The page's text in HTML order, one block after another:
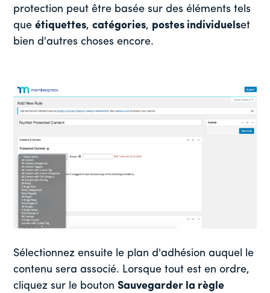
protection peut être basée sur des éléments tels
queétiquettes,catégories, postes individuelset
bien d'autres choses encore.
Sélectionnez ensuite le plan d'adhésion auquel le
contenu sera associé. Lorsque tout est en ordre,
cliquez sur le boutonSauvegarder la règle